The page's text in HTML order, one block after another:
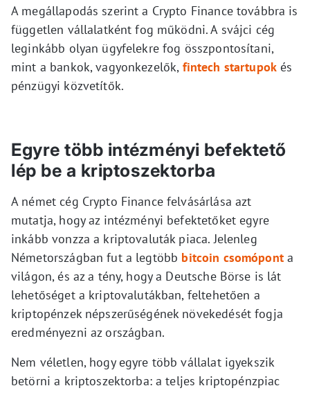
A megállapodás szerint a Crypto Finance továbbra is
független vállalatként fog működni. A svájci cég
leginkább olyan ügyfelekre fog összpontosítani,
mint a bankok, vagyonkezelők, fintech startupok és
pénzügyi közvetítők.
Egyre több intézményi befektető
lép be a kriptoszektorba
A német cég Crypto Finance felvásárlása azt
mutatja, hogy az intézményi befektetőket egyre
inkább vonzza a kriptovaluták piaca. Jelenleg
Németországban fut a legtöbb bitcoin csomóponta
világon, és az a tény, hogy a Deutsche Börse is lát
lehetőséget a kriptovalutákban, feltehetően a
kriptopénzek népszerűségének növekedését fogja
eredményezni az országban.
Nem véletlen, hogy egyre több vállalat igyekszik
betörni a kriptoszektorba: a teljes kriptopénzpiac